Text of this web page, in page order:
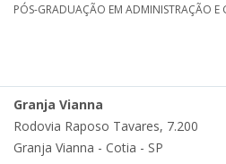
PÓS-GRADUAÇÃO EM ADMINISTRAÇÃO E
Granja Vianna
Rodovia Raposo Tavares, 7.200
Granja Vianna - Cotia - SP